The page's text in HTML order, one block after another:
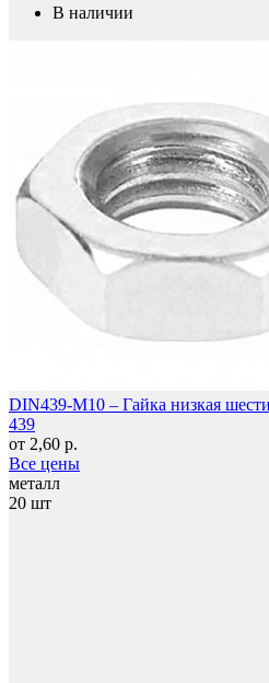
Фетры, войлок, резина
В наличии
DIN439-M10 – Гайка низкая
439
от 2,60 р.
Все цены
металл
20 шт